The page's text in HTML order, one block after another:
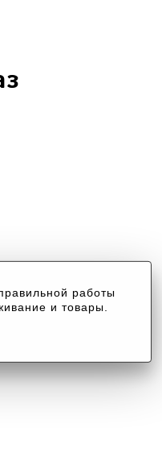
работы
и товары.